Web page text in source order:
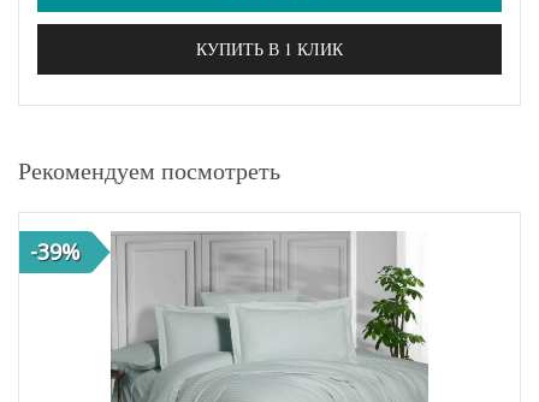
КУПИТЬ В 1 КЛИК
Рекомендуем посмотреть
-39%